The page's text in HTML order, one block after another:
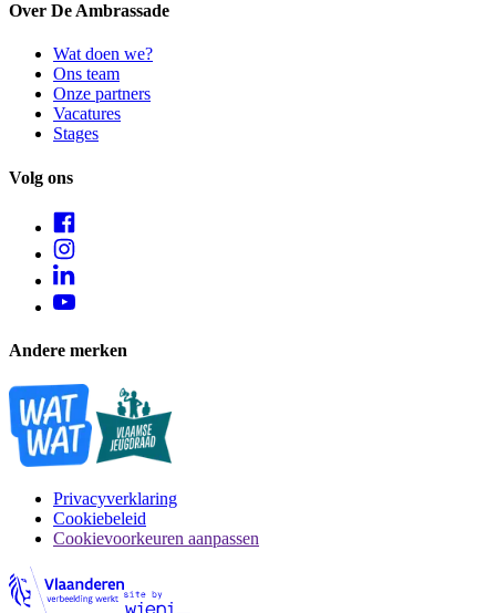
Over De Ambrassade
Wat doen we?
Ons team
Onze partners
Vacatures
Stages
Volg ons
Andere merken
Privacyverklaring
Cookiebeleid
Cookievoorkeuren aanpassen